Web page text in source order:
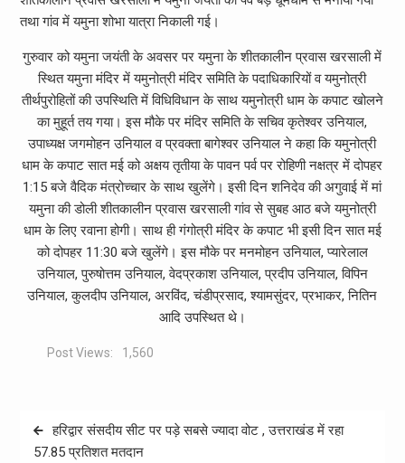
तथा गांव में यमुना शोभा यात्रा निकाली गई।
गुरुवार को यमुना जयंती के अवसर पर यमुना के शीतकालीन प्रवास खरसाली में
स्थित यमुना मंदिर में यमुनोत्री मंदिर समिति के पदाधिकारियों व यमुनोत्री
तीर्थपुरोहितों की उपस्थिति में विधिविधान के साथ यमुनोत्री धाम के कपाट खोलने
का मुहूर्त तय गया। इस मौके पर मंदिर समिति के सचिव कृतेश्वर उनियाल,
उपाध्यक्ष जगमोहन उनियाल व प्रवक्ता बागेश्वर उनियाल ने कहा कि यमुनोत्री
धाम के कपाट सात मई को अक्षय तृतीया के पावन पर्व पर रोहिणी नक्षत्र में दोपहर
1:15 बजे वैदिक मंत्रोच्चार के साथ खुलेंगे। इसी दिन शनिदेव की अगुवाई में मां
यमुना की डोली शीतकालीन प्रवास खरसाली गांव से सुबह आठ बजे यमुनोत्री
धाम के लिए रवाना होगी। साथ ही गंगोत्री मंदिर के कपाट भी इसी दिन सात मई
को दोपहर 11:30 बजे खुलेंगे। इस मौके पर मनमोहन उनियाल, प्यारेलाल
उनियाल, पुरुषोत्तम उनियाल, वेदप्रकाश उनियाल, प्रदीप उनियाल, विपिन
उनियाल, कुलदीप उनियाल, अरविंद, चंडीप्रसाद, श्यामसुंदर, प्रभाकर, नितिन
आदि उपस्थित थे।
Post Views: 1,560
Post
navigation
हरिद्वार संसदीय सीट पर पड़े सबसे ज्यादा वोट , उत्तराखंड में रहा
57.85 प्रतिशत मतदान